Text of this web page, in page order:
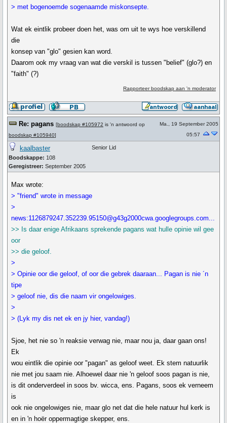
> met bogenoemde sogenaamde miskonsepte.
Wat ek eintlik probeer doen het, was om uit te wys hoe verskillend
die
konsep van "glo" gesien kan word.
Daarom ook my vraag van wat die verskil is tussen "belief" (glo?) en
"faith" (?)
Rapporteer boodskap aan 'n moderator
Re: pagans [boodskap #105972 is 'n antwoord op
boodskap #105940]
Ma., 19 September 2005
05:57
kaalbaster
Boodskappe: 108
Geregistreer: September 2005
Senior Lid
Max wrote:
> "friend" wrote in message
>
news:1126879247.352239.95150@g43g2000cwa.googlegroups.com...
>> Is daar enige Afrikaans sprekende pagans wat hulle opinie wil gee
oor
>> die geloof.
>
> Opinie oor die geloof, of oor die gebrek daaraan... Pagan is nie ´n
tipe
> geloof nie, dis die naam vir ongelowiges.
>
> (Lyk my dis net ek en jy hier, vandag!)
Sjoe, het nie so 'n reaksie verwag nie, maar nou ja, daar gaan ons!
Ek
wou eintlik die opinie oor "pagan" as geloof weet. Ek stem natuurlik
nie met jou saam nie. Alhoewel daar nie 'n geloof soos pagan is nie,
is dit onderverdeel in soos bv. wicca, ens. Pagans, soos ek verneem
is
ook nie ongelowiges nie, maar glo net dat die hele natuur hul kerk is
en in 'n hoër oppermagtige skepper, ens.